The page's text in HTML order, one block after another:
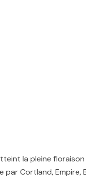
la pleine
par Cortland, Empire,